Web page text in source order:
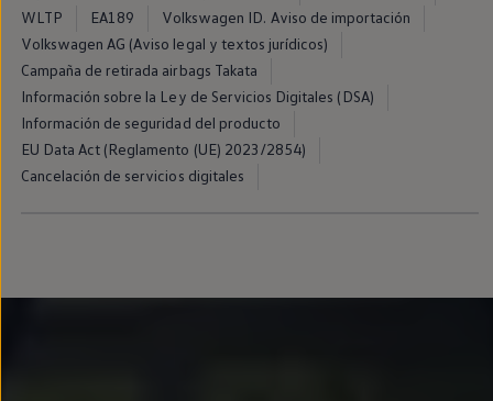
WLTP
EA189
Volkswagen ID. Aviso de importación
Volkswagen AG (Aviso legal y textos jurídicos)
Campaña de retirada airbags Takata
Información sobre la Ley de Servicios Digitales (DSA)
Información de seguridad del producto
EU Data Act (Reglamento (UE) 2023/2854)
Cancelación de servicios digitales